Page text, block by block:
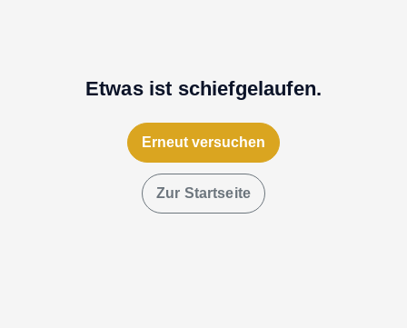
Etwas ist schiefgelaufen.
Erneut versuchen
Zur Startseite